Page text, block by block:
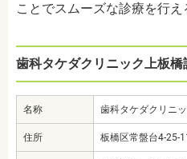
ことでスムーズな診療を行え
歯科タケダクリニック上板
名称 歯科タケダクリニ
住所 板橋区常盤台4-25-